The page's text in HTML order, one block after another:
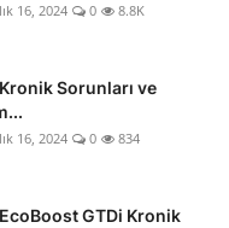
16, 2024 0 8.8K
Sorunları ve
16, 2024 0 834
GTDi Kronik